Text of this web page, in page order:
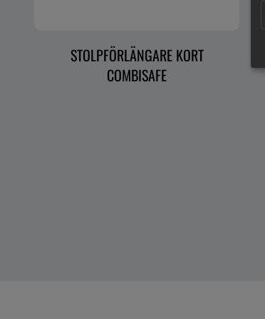
STOLPFÖRLÄNGARE KORT
COMBISAFE